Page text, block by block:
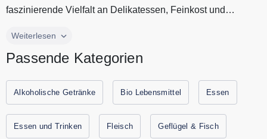
faszinierende Vielfalt an Delikatessen, Feinkost und
Im Sortiment von FrischeParadies finden Sie eine
Spezialitäten aus aller Welt. FrischeParadies bietet Ihnen
Kaufen Sie jetzt mit wenigen Klicks und erhalten Sie frische
Lebensmittel und Getränke von FrischeParadies schnell
nach Hause. Alle aktuellen Gutscheine und Rabatte von
FrischeParadies immer hier auf Gutscheine.codes.
Weiterlesen
Passende Kategorien
Alkoholische Getränke Bio Lebensmittel Essen
Essen und Trinken Fleisch Geflügel & Fisch